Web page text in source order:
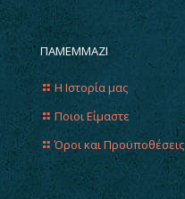
ΠΑΜΕΜΜΑΖΙ
Η Ιστορία μας
Ποιοι Είμαστε
Όροι και Προϋποθέσεις